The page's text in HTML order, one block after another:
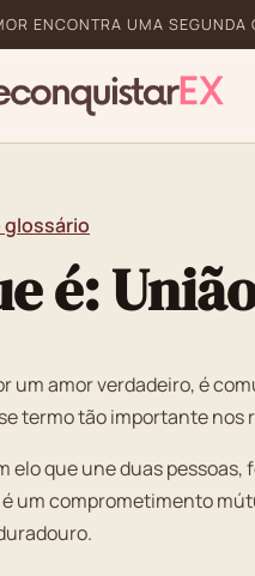
ENCONTRA UMA SEGUNDA
glossário
é:
um amor verdadeiro, é
termo tão importante nos
elo que une duas
é um comprometimento